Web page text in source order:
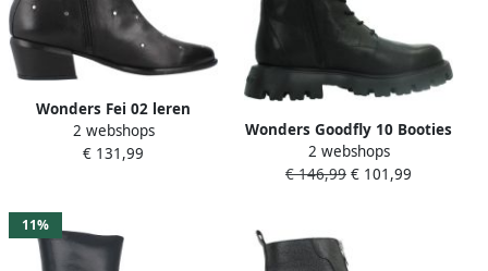
Wonders Fei 02 leren
enkellaarsjes
2 webshops
€ 131,99
Wonders Goodfly 10 Booties
Zwart Vrouw
2 webshops
€ 146,99 € 101,99
11%